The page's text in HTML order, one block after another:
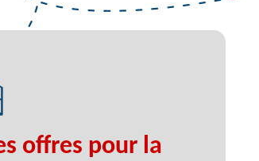
offres pour la